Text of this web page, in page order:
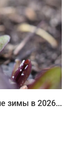
зимы в 2026...